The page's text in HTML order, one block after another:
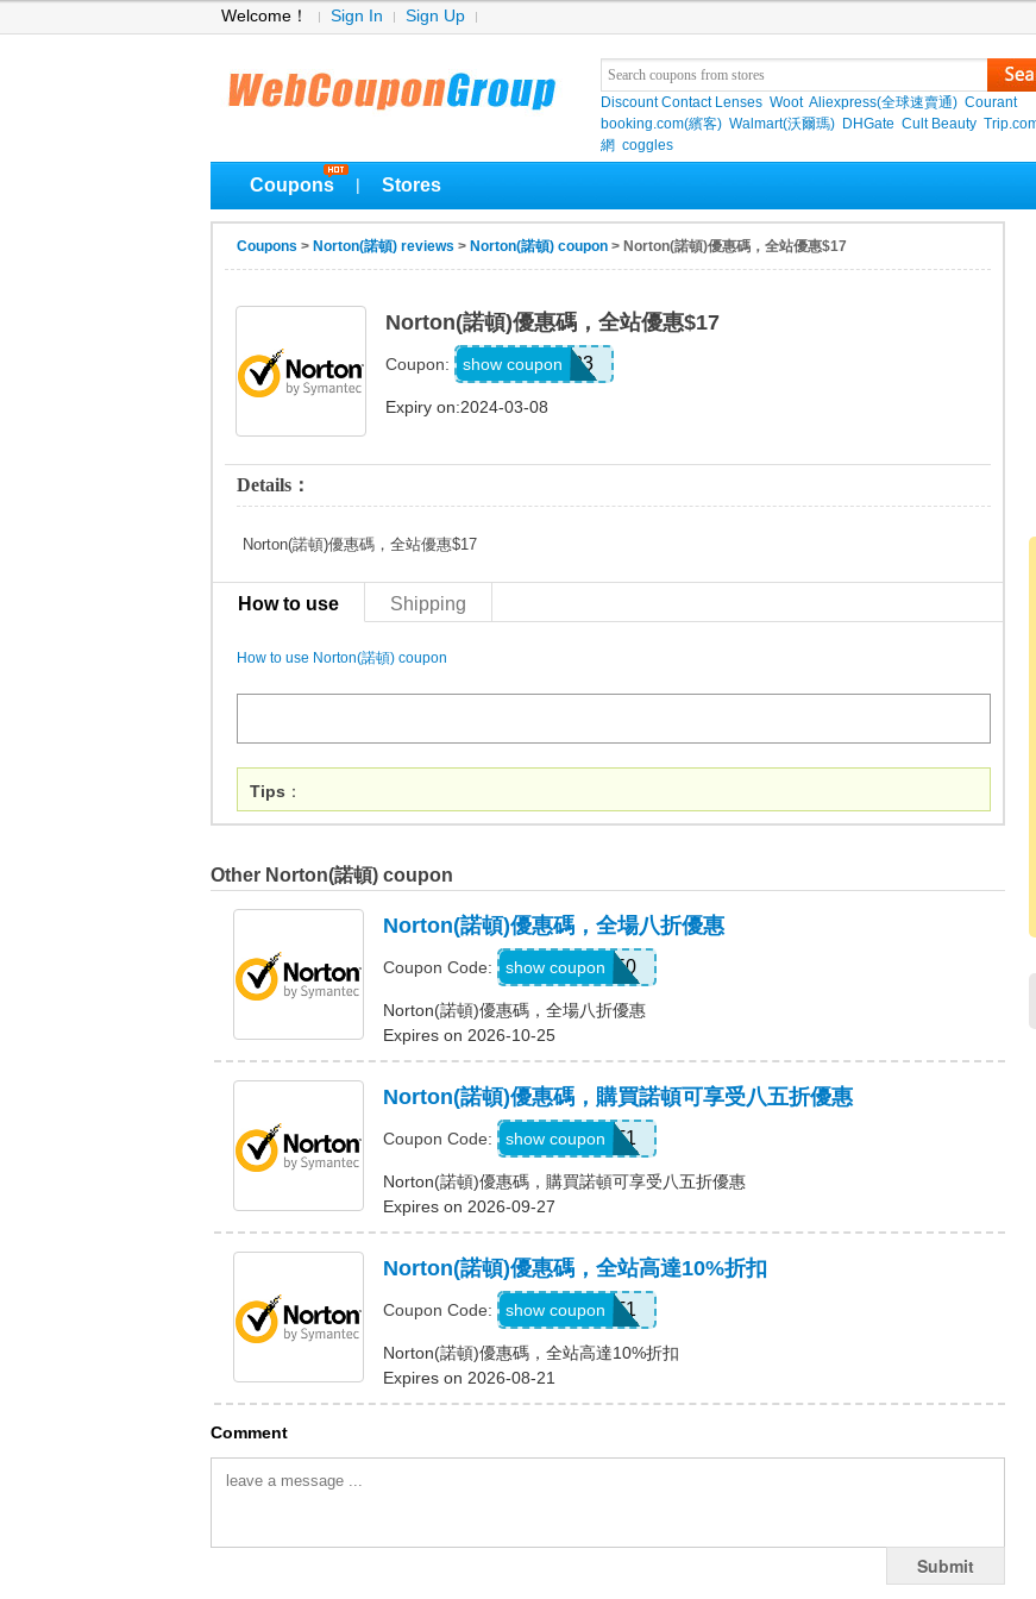
Welcome！ Sign In Sign Up
Discount Contact Lenses Woot Aliexpress(全球速賣通) Courant
booking.com(繽客) Walmart(沃爾瑪) DHGate Cult Beauty
網 coggles
Coupons Stores
Coupons > Norton(諾頓) reviews > Norton(諾頓) coupon > Norton(諾頓)優惠碼，全站優惠$17
Norton(諾頓)優惠碼，全站優惠$17
Coupon: ITPS2023
show coupon
Expiry on:2024-03-08
Details：
Norton(諾頓)優惠碼，全站優惠$17
How to use Shipping
How to use Norton(諾頓) coupon
Tips ：
Other Norton(諾頓) coupon
Norton(諾頓)優惠碼，全場八折優惠
Coupon Code: NNMDT50
show coupon
Norton(諾頓)優惠碼，全場八折優惠
Expires on 2026-10-25
Norton(諾頓)優惠碼，購買諾頓可享受八五折優惠
Coupon Code: LT1
show coupon
Norton(諾頓)優惠碼，購買諾頓可享受八五折優惠
Expires on 2026-09-27
Norton(諾頓)優惠碼，全站高達10%折扣
Coupon Code: WBT1
show coupon
Norton(諾頓)優惠碼，全站高達10%折扣
Expires on 2026-08-21
Comment
Submit